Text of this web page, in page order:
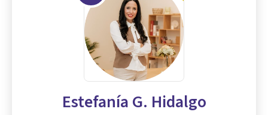
Estefanía G. Hidalgo